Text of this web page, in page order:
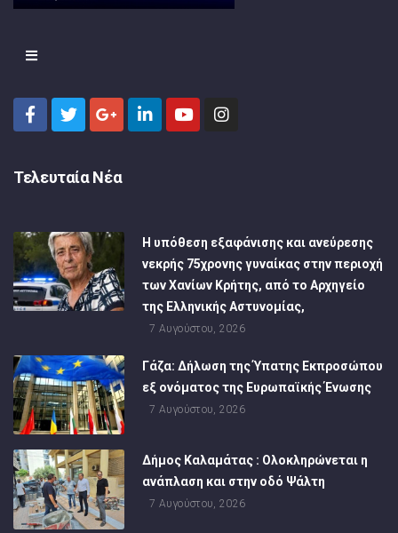
Τελευταία Νέα
Η υπόθεση εξαφάνισης και ανεύρεσης
νεκρής 75χρονης γυναίκας στην περιοχή
των Χανίων Κρήτης, από το Αρχηγείο
της Ελληνικής Αστυνομίας,
7 Αυγούστου, 2026
Γάζα: Δήλωση της Ύπατης Εκπροσώπου
εξ ονόματος της Ευρωπαϊκής Ένωσης
7 Αυγούστου, 2026
Δήμος Καλαμάτας : Ολοκληρώνεται η
ανάπλαση και στην οδό Ψάλτη
7 Αυγούστου, 2026